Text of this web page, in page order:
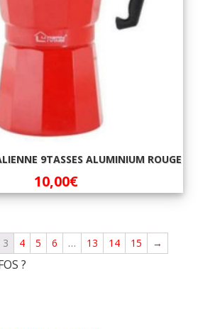
9TASSES ALUMINIUM ROUGE
10,00€
3 4 5 6 … 13 14 15 →
?